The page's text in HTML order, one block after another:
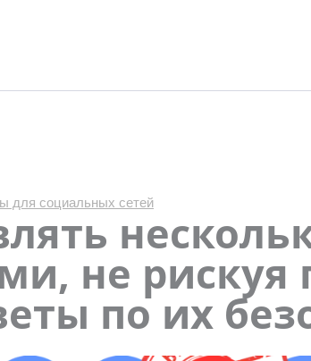
для социальных сетей
не рискуя
по их